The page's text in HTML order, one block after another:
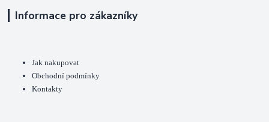
Informace pro zákazníky
Jak nakupovat
Obchodní podmínky
Kontakty